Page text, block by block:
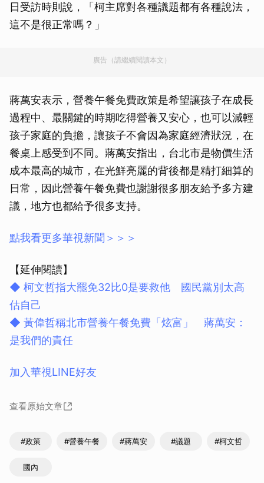
日受訪時則說，「柯主席對各種議題都有各種說法，
這不是很正常嗎？」
廣告（請繼續閱讀本文）
蔣萬安表示，營養午餐免費政策是希望讓孩子在成長
過程中、最關鍵的時期吃得營養又安心，也可以減輕
孩子家庭的負擔，讓孩子不會因為家庭經濟狀況，在
餐桌上感受到不同。蔣萬安指出，台北市是物價生活
成本最高的城市，在光鮮亮麗的背後都是精打細算的
日常，因此營養午餐免費也謝謝很多朋友給予多方建
議，地方也都給予很多支持。
點我看更多華視新聞＞＞＞
【延伸閱讀】
◆ 柯文哲指大罷免32比0是要救他 國民黨別太高
估自己
◆ 黃偉哲稱北市營養午餐免費「炫富」 蔣萬安：
是我們的責任
加入華視LINE好友
查看原始文章
#政策 #營養午餐 #蔣萬安 #議題 #柯文哲
國內